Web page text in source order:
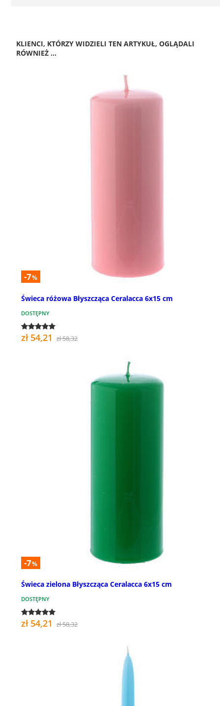
KLIENCI, KTÓRZY WIDZIELI TEN ARTYKUŁ, OGLĄDALI
RÓWNIEŻ ...
-7%
Świeca różowa Błyszcząca Ceralacca 6x15 cm
DOSTĘPNY
zł 54,21 zł 58,32
-7%
Świeca zielona Błyszcząca Ceralacca 6x15 cm
DOSTĘPNY
zł 54,21 zł 58,32